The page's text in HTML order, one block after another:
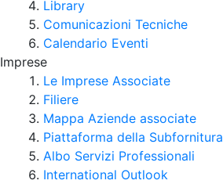
Library
Comunicazioni Tecniche
Calendario Eventi
Imprese
Le Imprese Associate
Filiere
Mappa Aziende associate
Piattaforma della Subfornitura
Albo Servizi Professionali
International Outlook